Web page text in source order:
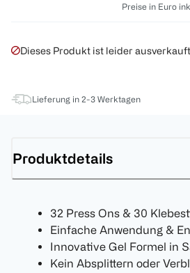
Preise in Euro
Dieses Produkt ist leider ausverkauft
Lieferung in 2-3 Werktagen
Produktdetails
32 Press Ons & 30
Einfache Anwendung &
Innovative Gel Formel in
Kein Absplittern oder